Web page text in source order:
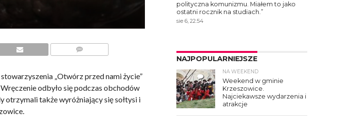
„Otwórz przed nami życie”
odbyło się podczas obchodów
otrzymali także wyróżniający się sołtysi i
polityczna komunizmu. Miałem to jako
ostatni rocznik na studiach.”
sie 6, 22:54
NAJPOPULARNIEJSZE
4
NA WEEKEND
Weekend w gminie
Krzeszowice.
Najciekawsze wydarzenia i
atrakcje